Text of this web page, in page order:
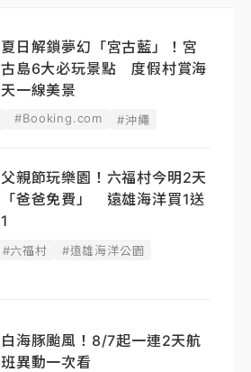
夏日解鎖夢幻「宮古藍」！宮
古島6大必玩景點 度假村賞海
天一線美景
#Booking.com #沖繩
父親節玩樂園！六福村今明2天
「爸爸免費」 遠雄海洋買1送
1
#六福村
#遠雄海洋公園
白海豚颱風！8/7起一連2天航
班異動一次看